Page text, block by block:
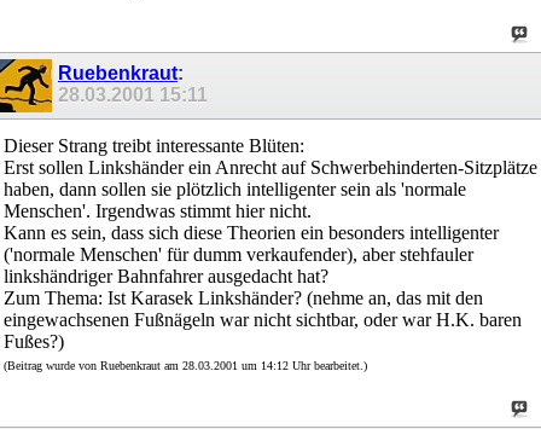
Ruebenkraut:
28.03.2001 15:11
Dieser Strang treibt interessante Blüten:
Erst sollen Linkshänder ein Anrecht auf Schwerbehinderten-Sitzplätze
haben, dann sollen sie plötzlich intelligenter sein als 'normale
Menschen'. Irgendwas stimmt hier nicht.
Kann es sein, dass sich diese Theorien ein besonders intelligenter
('normale Menschen' für dumm verkaufender), aber stehfauler
linkshändriger Bahnfahrer ausgedacht hat?
Zum Thema: Ist Karasek Linkshänder? (nehme an, das mit den
eingewachsenen Fußnägeln war nicht sichtbar, oder war H.K. baren
Fußes?)
(Beitrag wurde von Ruebenkraut am 28.03.2001 um 14:12 Uhr bearbeitet.)